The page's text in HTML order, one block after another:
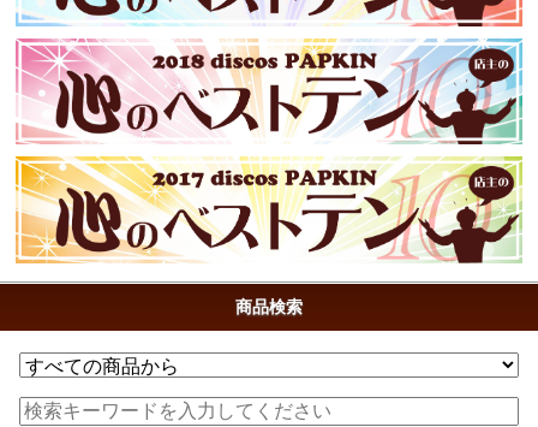
商品検索